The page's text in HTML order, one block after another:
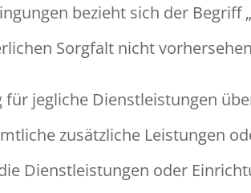
bezieht sich der Begriff
Sorgfalt nicht
jegliche Dienstleistungen
zusätzliche Leistungen
Dienstleistungen oder